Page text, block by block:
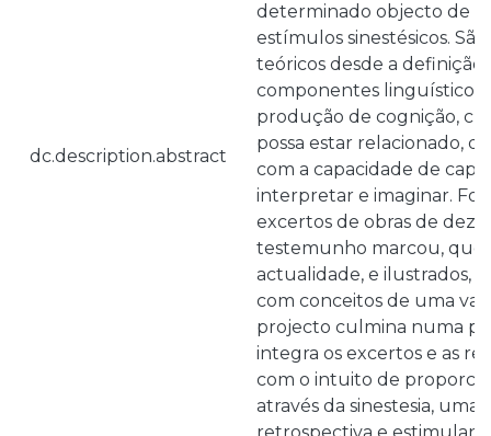
dc.description.abstract
determinado objecto de
estímulos sinestésicos.
teóricos desde a definição
componentes
produção de cognição,
possa estar relacionado,
com a capacidade de
interpretar e imaginar.
excertos de obras de dez
testemunho marcou, quer
actualidade, e ilustrados,
com conceitos de uma
projecto culmina numa
integra os excertos e as
com o intuito de
através da sinestesia, uma